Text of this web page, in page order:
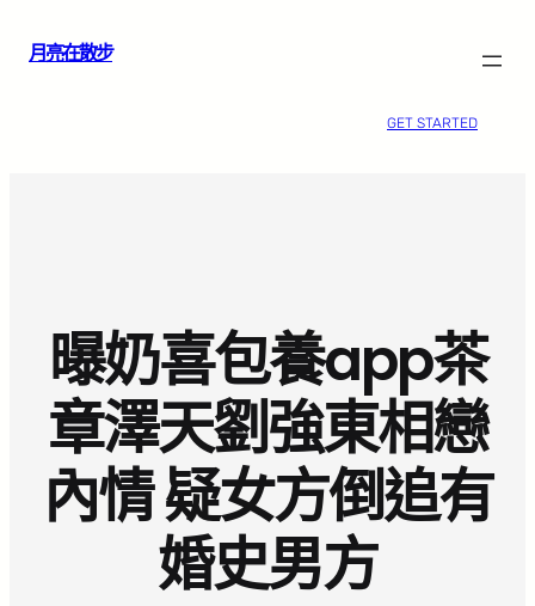
月亮在散步
GET STARTED
曝奶喜包養app茶
章澤天劉強東相戀
內情 疑女方倒追有
婚史男方